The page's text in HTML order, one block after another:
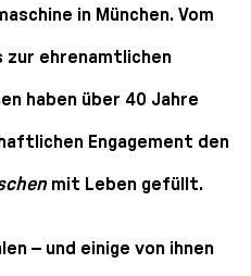
in München. Vom
ehrenamtlichen
haben über 40 Jahre
Engagement den
mit Leben gefüllt.
– und einige von ihnen